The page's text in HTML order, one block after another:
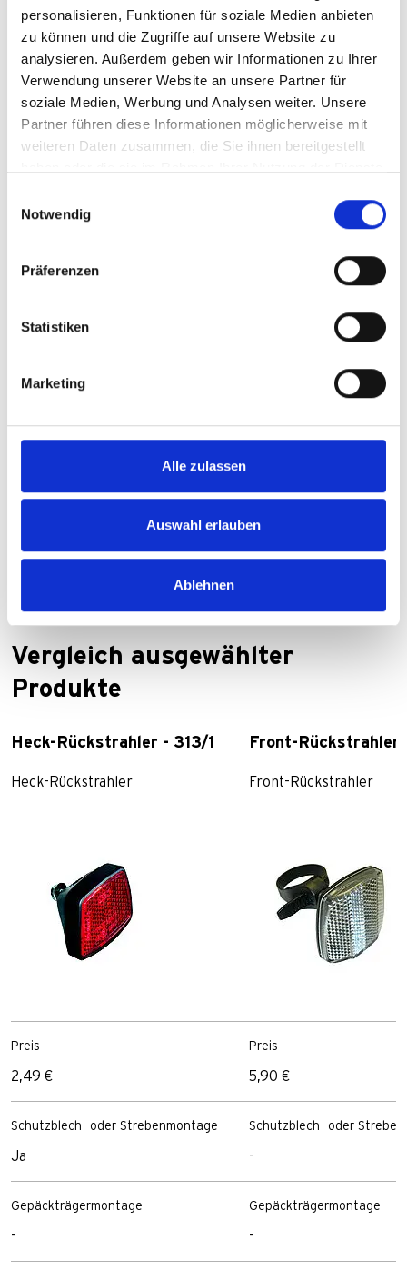
personalisieren, Funktionen für soziale Medien anbieten
zu können und die Zugriffe auf unsere Website zu
analysieren. Außerdem geben wir Informationen zu Ihrer
Verwendung unserer Website an unsere Partner für
soziale Medien, Werbung und Analysen weiter. Unsere
Partner führen diese Informationen möglicherweise mit
weiteren Daten zusammen, die Sie ihnen bereitgestellt
Notwendig
Präferenzen
Statistiken
Marketing
Alle zulassen
Auswahl erlauben
Ablehnen
Brauchst du ein
Entdecke jetzt unseren Ersatzteil-Shop, denn die
Zum Ersatzteile-Shop
Vergleich ausgewählter
Produkte
Heck-Rückstrahler - 313/1
Heck-Rückstrahler
Preis
2,49 €
Schutzblech- oder Strebenmontage
Ja
Gepäckträgermontage
-
Front-
Front-Rückstrahler
Preis
5,90 €
Schutzblech- oder
-
Gepäckträgermontage
-